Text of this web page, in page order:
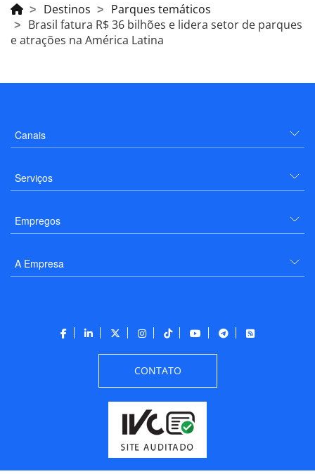
Destinos
Parques temáticos
Brasil fatura R$ 36 bilhões e lidera setor de parques
e atrações na América Latina
Canais
Serviços
Empregos
A Empresa
CONTATO